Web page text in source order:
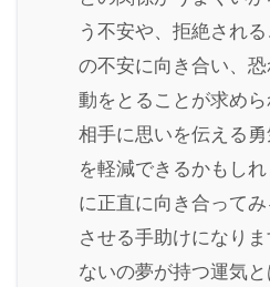
う不安や、拒絶され
の不安に向き合い、
動をとることが求めら
相手に思いを伝える
を軽減できるかもし
に正直に向き合って
させる手助けになり
ないの夢が持つ運気